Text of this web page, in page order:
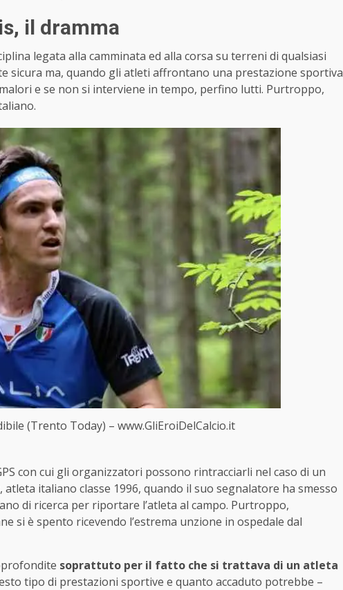
il dramma
legata alla camminata ed alla corsa su terreni di qualsiasi
sicura ma, quando gli atleti affrontano una prestazione sportiva
e se non si interviene in tempo, perfino lutti. Purtroppo,
(Trento Today) – www.GliEroiDelCalcio.it
con cui gli organizzatori possono rintracciarli nel caso di un
italiano classe 1996, quando il suo segnalatore ha smesso
di ricerca per riportare l’atleta al campo. Purtroppo,
si è spento ricevendo l’estrema unzione in ospedale dal
soprattuto per il fatto che si trattava di un atleta
tipo di prestazioni sportive e quanto accaduto potrebbe –